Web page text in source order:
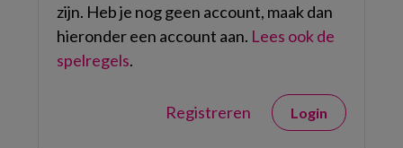
zijn. Heb je nog geen account, maak dan
hieronder een account aan. Lees ook de
spelregels.
Registreren Login